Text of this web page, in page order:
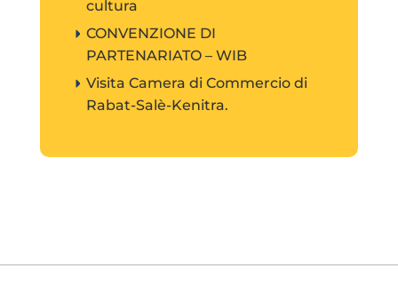
cultura
CONVENZIONE DI
PARTENARIATO – WIB
Visita Camera di Commercio di
Rabat-Salè-Kenitra.